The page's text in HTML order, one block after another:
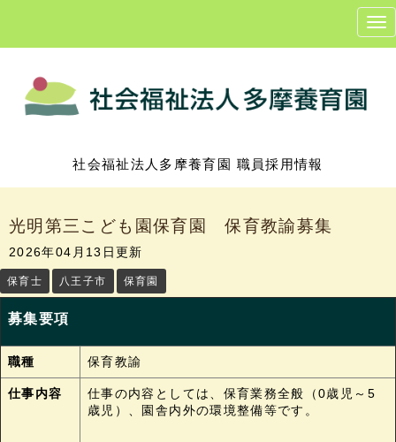
N
a
v
社会福祉法人多摩養育園 職員採用情報
光明第三こども園保育園 保育教諭募集
2026年04月13日更新
保育士 八王子市 保育園
募集要項
職種 保育教諭
仕事内容
仕事の内容としては、保育業務全般（0歳児～5
歳児）、園舎内外の環境整備等です。